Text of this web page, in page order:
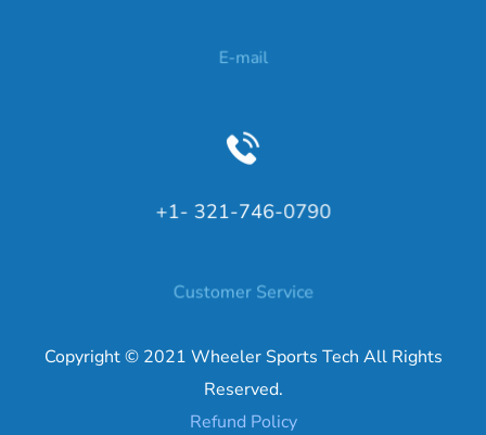
E-mail
+1- 321-746-0790
Customer Service
Copyright © 2021 Wheeler Sports Tech All Rights
Reserved.
Refund Policy